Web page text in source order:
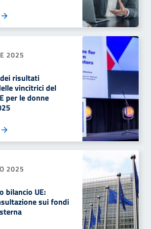
2025
risultati
vincitrici del
per le donne
2025
bilancio UE:
sui fondi